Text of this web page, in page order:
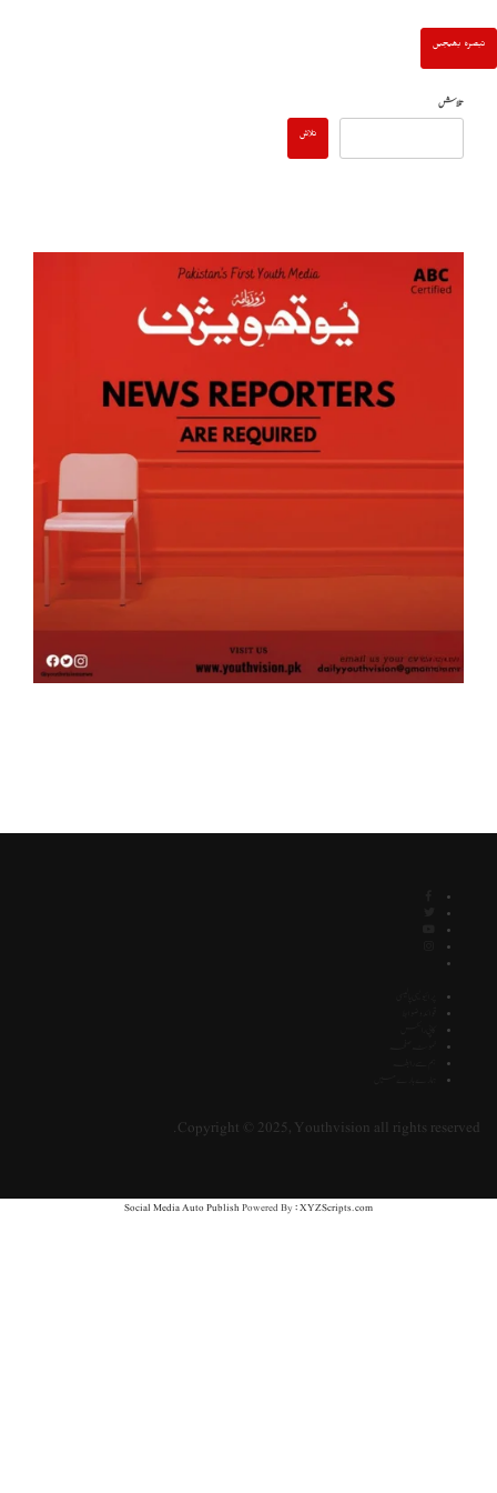
تلاش
پرائیویسی پالیسی
قوائد و ضوابط
کاپی رائٹس
نمونہ صفحہ
ہم سے رابطہ
ہمارے بارے میں
Copyright © 2025, Youthvision all rights
Social Media Auto PublishPowered By :XYZScripts.com